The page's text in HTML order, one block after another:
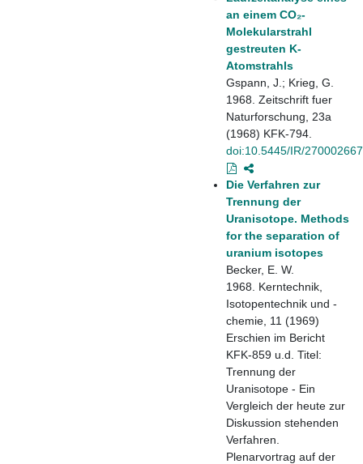
an einem CO₂-
Molekularstrahl
gestreuten K-
Atomstrahls
Gspann, J.; Krieg, G.
1968. Zeitschrift fuer
Naturforschung, 23a
(1968) KFK-794.
doi:10.5445/IR/270002667
Die Verfahren zur
Trennung der
Uranisotope. Methods
for the separation of
uranium isotopes
Becker, E. W.
1968. Kerntechnik,
Isotopentechnik und -
chemie, 11 (1969)
Erschien im Bericht
KFK-859 u.d. Titel:
Trennung der
Uranisotope - Ein
Vergleich der heute zur
Diskussion stehenden
Verfahren.
Plenarvortrag auf der